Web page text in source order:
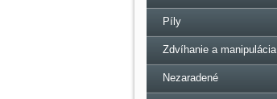
Píly
Zdvíhanie a manipulácia
Nezaradené